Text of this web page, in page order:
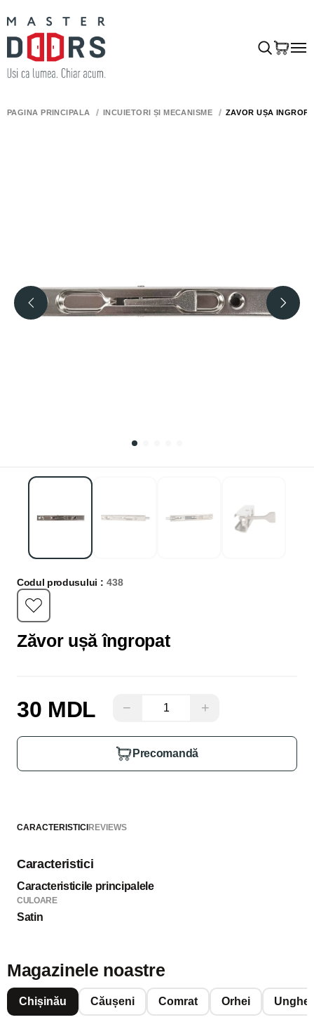
PAGINA PRINCIPALĂ ÎNCUIETORI ȘI MECANISME ZĂVOR UȘĂ
Codul produsului : 438
Zăvor ușă îngropat
30 MDL − +
Precomandă
CARACTERISTICI REVIEWS
Caracteristici
Caracteristicile principalele
CULOARE
Satin
Magazinele noastre
Chișinău Căușeni Comrat Orhei